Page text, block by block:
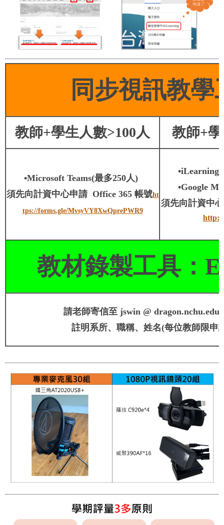
同步視訊教學
教師+學生人數>100人 教師+
•Microsoft Teams(最多250人)
須先向計資中心申請 Office 365 帳號ht
tps://forms.gle/MvsyVY8XwQprePWR9
•iLearning
•Google
須先向計資中
教材錄製工具：
請老師寄信至 jswin @
註明系所、職稱、姓名(每位教師限申